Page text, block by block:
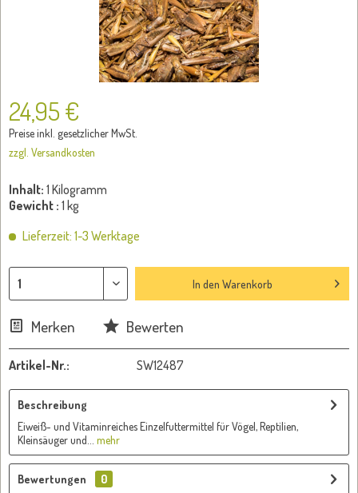
24,95 €
Preise inkl. gesetzlicher MwSt.
zzgl. Versandkosten
Inhalt: 1 Kilogramm
Gewicht : 1 kg
Lieferzeit: 1-3 Werktage
In den Warenkorb
Merken Bewerten
Artikel-Nr.: SW12487
Beschreibung
Eiweiß- und Vitaminreiches Einzelfuttermittel für Vögel, Reptilien,
Kleinsäuger und...
mehr
Bewertungen
0